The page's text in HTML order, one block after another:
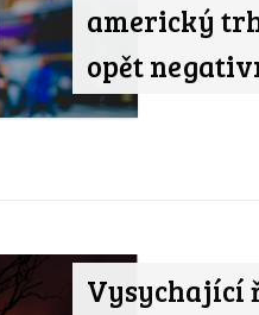
americký
opět
Vysychající